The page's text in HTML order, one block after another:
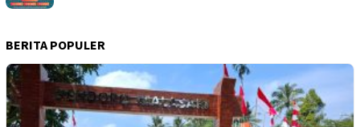
BERITA POPULER